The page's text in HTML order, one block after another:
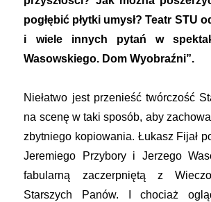
pogłębić płytki umysł? Teatr STU
i wiele innych pytań w
Wasowskiego. Dom Wyobraźni”.
Niełatwo jest przenieść twórczość
na scenę w taki sposób, aby
zbytniego kopiowania. Łukasz Fijał
Jeremiego Przybory i Jerzego
fabularną zaczerpniętą z
Starszych Panów. I chociaż